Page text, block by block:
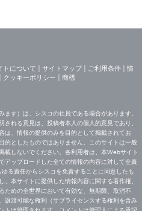
トについて サイトマップ ご利用条件
情
クッキーポリシー 商標
す）は、シスコの社員である場合があります。
れる意見は、投稿者本人の個人的意見であり、
は、情報の提供のみを目的として掲載されてお
的としたものではありません。このサイトは一般
載しないでください。各利用者は、本Webサイト
アップロードした全ての情報の内容に対して全責
る責任からシスコを免責することに同意したも
本サイトに提供した情報内容に関する著作権、
ための全世界において有効な、無期限、取消不
譲渡可能な権利（サブライセンスする権利を含み